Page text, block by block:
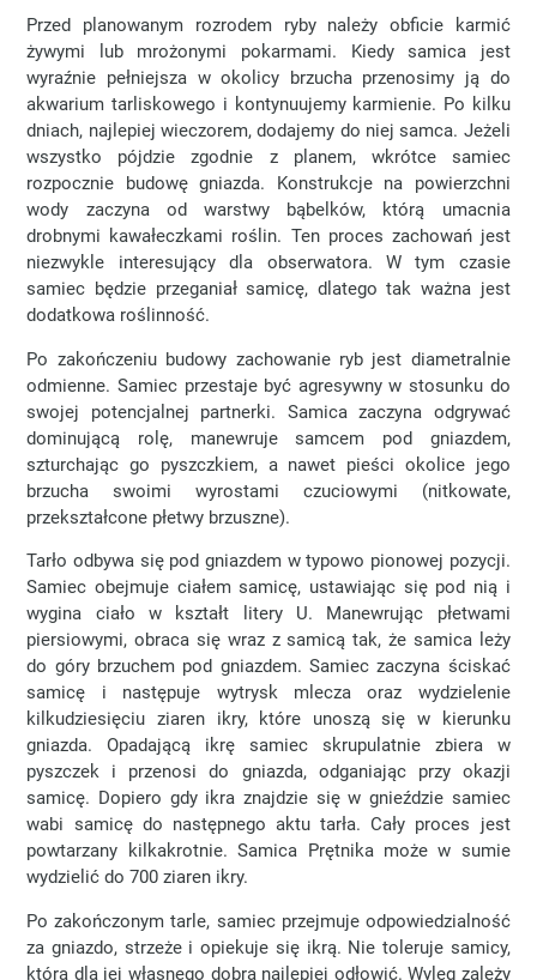
Przed planowanym rozrodem ryby należy obficie karmić
żywymi lub mrożonymi pokarmami. Kiedy samica jest
wyraźnie pełniejsza w okolicy brzucha przenosimy ją do
akwarium tarliskowego i kontynuujemy karmienie. Po kilku
dniach, najlepiej wieczorem, dodajemy do niej samca. Jeżeli
wszystko pójdzie zgodnie z planem, wkrótce samiec
rozpocznie budowę gniazda. Konstrukcje na powierzchni
wody zaczyna od warstwy bąbelków, którą umacnia
drobnymi kawałeczkami roślin. Ten proces zachowań jest
niezwykle interesujący dla obserwatora. W tym czasie
samiec będzie przeganiał samicę, dlatego tak ważna jest
dodatkowa roślinność.
Po zakończeniu budowy zachowanie ryb jest diametralnie
odmienne. Samiec przestaje być agresywny w stosunku do
swojej potencjalnej partnerki. Samica zaczyna odgrywać
dominującą rolę, manewruje samcem pod gniazdem,
szturchając go pyszczkiem, a nawet pieści okolice jego
brzucha swoimi wyrostami czuciowymi (nitkowate,
przekształcone płetwy brzuszne).
Tarło odbywa się pod gniazdem w typowo pionowej pozycji.
Samiec obejmuje ciałem samicę, ustawiając się pod nią i
wygina ciało w kształt litery U. Manewrując płetwami
piersiowymi, obraca się wraz z samicą tak, że samica leży
do góry brzuchem pod gniazdem. Samiec zaczyna ściskać
samicę i następuje wytrysk mlecza oraz wydzielenie
kilkudziesięciu ziaren ikry, które unoszą się w kierunku
gniazda. Opadającą ikrę samiec skrupulatnie zbiera w
pyszczek i przenosi do gniazda, odganiając przy okazji
samicę. Dopiero gdy ikra znajdzie się w gnieździe samiec
wabi samicę do następnego aktu tarła. Cały proces jest
powtarzany kilkakrotnie. Samica Prętnika może w sumie
wydzielić do 700 ziaren ikry.
Po zakończonym tarle, samiec przejmuje odpowiedzialność
za gniazdo, strzeże i opiekuje się ikrą. Nie toleruje samicy,
którą dla jej własnego dobra najlepiej odłowić. Wylęg zależy